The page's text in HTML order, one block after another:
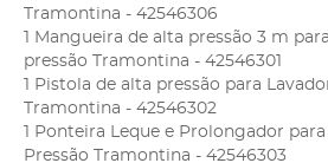
Tramontina - 42546306
1 Mangueira de alta pressão 3 m
pressão Tramontina - 42546301
1 Pistola de alta pressão para
Tramontina - 42546302
1 Ponteira Leque e Prolongador
Pressão Tramontina - 42546303